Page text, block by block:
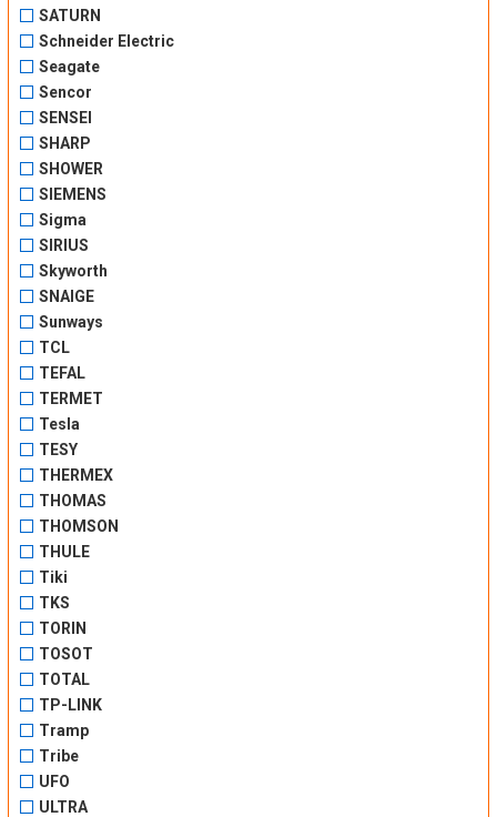
SATURN
Schneider Electric
Seagate
Sencor
SENSEI
SHARP
SHOWER
SIEMENS
Sigma
SIRIUS
Skyworth
SNAIGE
Sunways
TCL
TEFAL
TERMET
Tesla
TESY
THERMEX
THOMAS
THOMSON
THULE
Tiki
TKS
TORIN
TOSOT
TOTAL
TP-LINK
Tramp
Tribe
UFO
ULTRA